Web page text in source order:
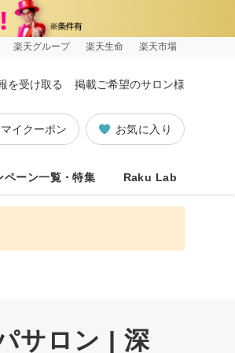
楽天グループ 楽天生命 楽天市場
を受け取る 掲載ご希望のサロン様
お気に入り
マイクーポン
ペーン一覧・特集 Raku Lab
サロン | 深